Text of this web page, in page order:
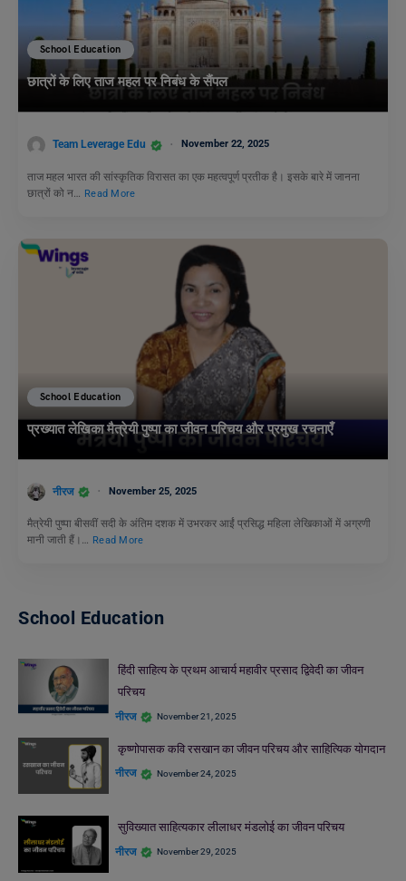
School Education
छात्रों के लिए ताज महल पर निबंध के सैंपल
Team Leverage Edu November 22, 2025
ताज महल भारत की सांस्कृतिक विरासत का एक महत्वपूर्ण प्रतीक है। इसके बारे में जानना
छात्रों को न… Read More
School Education
प्रख्यात लेखिका मैत्रेयी पुष्पा का जीवन परिचय और प्रमुख रचनाएँ
नीरज November 25, 2025
मैत्रेयी पुष्पा बीसवीं सदी के अंतिम दशक में उभरकर आईं प्रसिद्ध महिला लेखिकाओं में अग्रणी
मानी जाती हैं।… Read More
School Education
हिंदी साहित्य के प्रथम आचार्य महावीर प्रसाद द्विवेदी का जीवन
परिचय
नीरज November 21, 2025
कृष्णोपासक कवि रसखान का जीवन परिचय और साहित्यिक योगदान
नीरज November 24, 2025
सुविख्यात साहित्यकार लीलाधर मंडलोई का जीवन परिचय
नीरज November 29, 2025